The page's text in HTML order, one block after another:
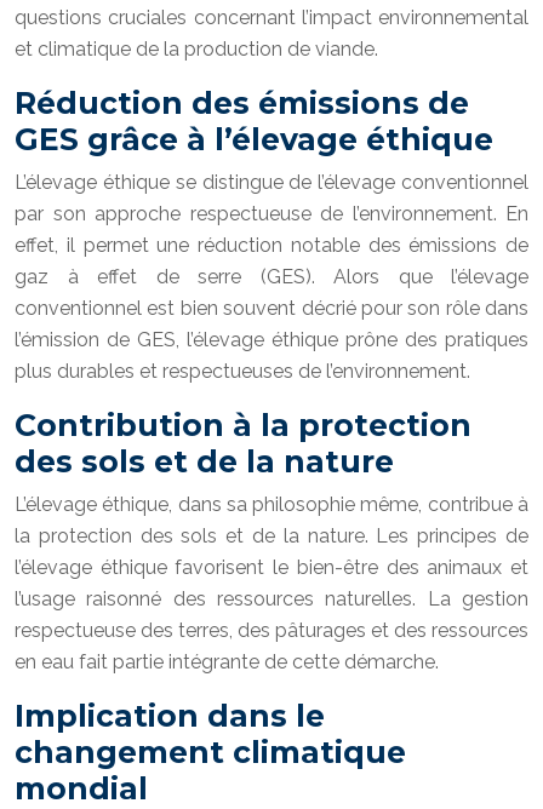
questions cruciales concernant l’impact environnemental
et climatique de la production de viande.
Réduction des émissions de
GES grâce à l’élevage éthique
L’élevage éthique se distingue de l’élevage conventionnel
par son approche respectueuse de l’environnement. En
effet, il permet une réduction notable des émissions de
gaz à effet de serre (GES). Alors que l’élevage
conventionnel est bien souvent décrié pour son rôle dans
l’émission de GES, l’élevage éthique prône des pratiques
plus durables et respectueuses de l’environnement.
Contribution à la protection
des sols et de la nature
L’élevage éthique, dans sa philosophie même, contribue à
la protection des sols et de la nature. Les principes de
l’élevage éthique favorisent le bien-être des animaux et
l’usage raisonné des ressources naturelles. La gestion
respectueuse des terres, des pâturages et des ressources
en eau fait partie intégrante de cette démarche.
Implication dans le
changement climatique
mondial